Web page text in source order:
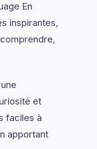
En
inspirantes,
et
faciles à
apportant